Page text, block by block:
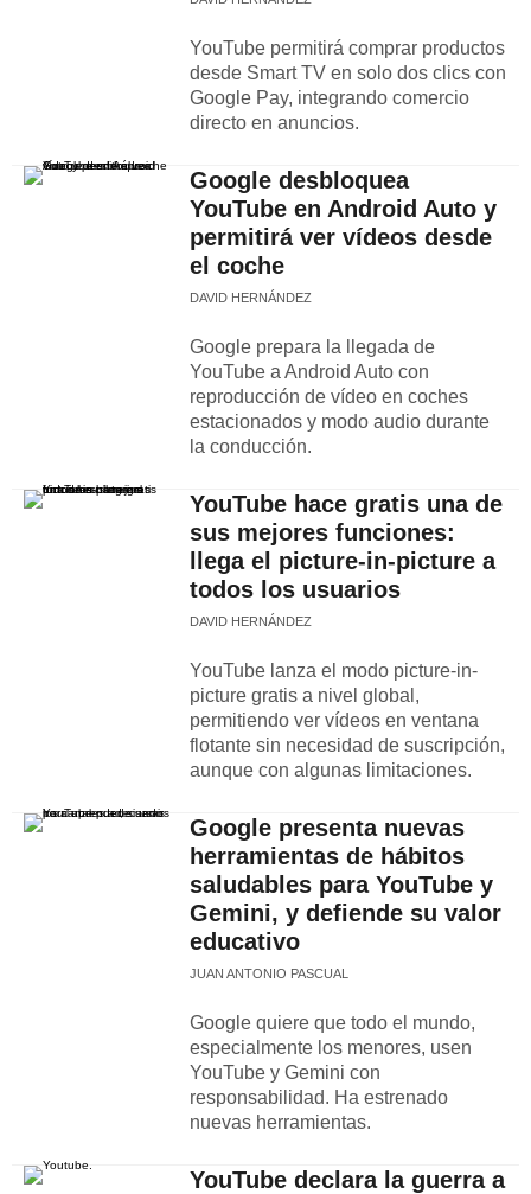
YouTube permitirá comprar productos
desde Smart TV en solo dos clics con
Google Pay, integrando comercio
directo en anuncios.
Google desbloquea
YouTube en Android Auto y
permitirá ver vídeos desde
el coche
DAVID HERNÁNDEZ
Google prepara la llegada de
YouTube a Android Auto con
reproducción de vídeo en coches
estacionados y modo audio durante
la conducción.
YouTube hace gratis una de
sus mejores funciones:
llega el picture-in-picture a
todos los usuarios
DAVID HERNÁNDEZ
YouTube lanza el modo picture-in-
picture gratis a nivel global,
permitiendo ver vídeos en ventana
flotante sin necesidad de suscripción,
aunque con algunas limitaciones.
Google presenta nuevas
herramientas de hábitos
saludables para YouTube y
Gemini, y defiende su valor
educativo
JUAN ANTONIO PASCUAL
Google quiere que todo el mundo,
especialmente los menores, usen
YouTube y Gemini con
responsabilidad. Ha estrenado
nuevas herramientas.
YouTube declara la guerra a